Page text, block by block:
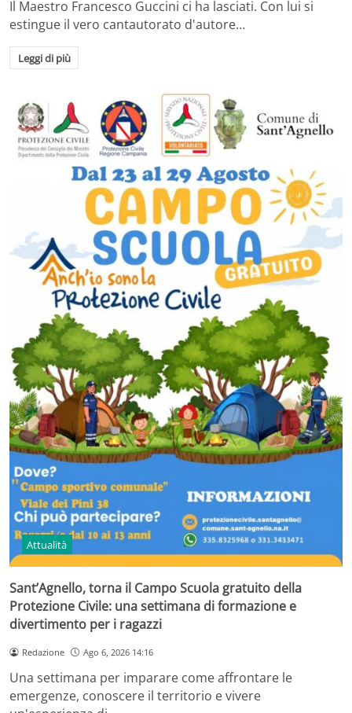
Il Maestro Francesco Guccini ci ha lasciati. Con lui si
estingue il vero cantautorato d'autore…
Leggi di più
Attualità
Sant’Agnello, torna il Campo Scuola gratuito della
Protezione Civile: una settimana di formazione e
divertimento per i ragazzi
Redazione Ago 6, 2026 14:16
Una settimana per imparare come affrontare le
emergenze, conoscere il territorio e vivere